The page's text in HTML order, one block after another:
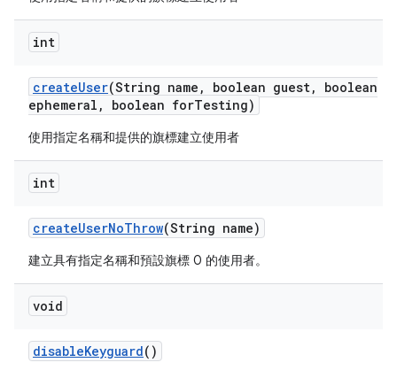
int
createUser(String name , boolean guest,
boolean
ephemeral , boolean forTesting)
使用指定名稱和提供的旗標建立使用者
int
createUserNoThrow(String name)
建立具有指定名稱和預設旗標 0 的使用者。
void
disableKeyguard()